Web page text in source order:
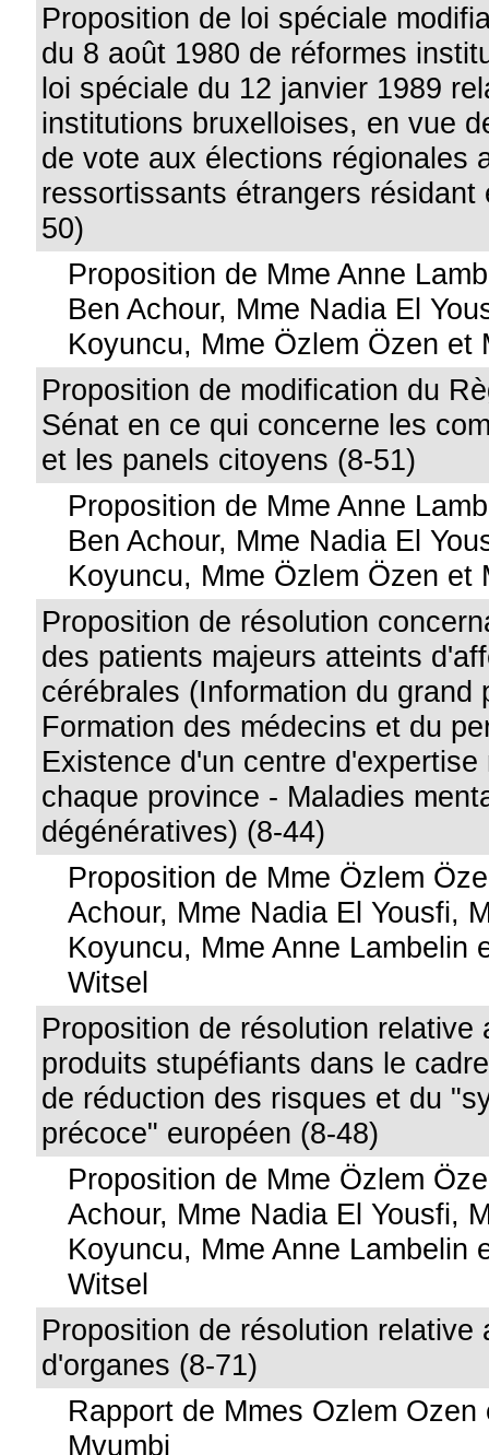
Proposition de loi spéciale
du 8 août 1980 de réformes
loi spéciale du 12 janvier 1989
institutions bruxelloises, en vue
de vote aux élections régionales
ressortissants étrangers résidant
50)
Proposition de Mme Anne
Ben Achour, Mme Nadia El
Koyuncu, Mme Özlem Özen et
Proposition de modification du
Sénat en ce qui concerne les
et les panels citoyens (8-51)
Proposition de Mme Anne
Ben Achour, Mme Nadia El
Koyuncu, Mme Özlem Özen et
Proposition de résolution
des patients majeurs atteints
cérébrales (Information du grand
Formation des médecins et du
Existence d'un centre d'expertise
chaque province - Maladies
dégénératives) (8-44)
Proposition de Mme Özlem
Achour, Mme Nadia El Yousfi,
Koyuncu, Mme Anne Lambelin
Witsel
Proposition de résolution relative
produits stupéfiants dans le
de réduction des risques et du
précoce" européen (8-48)
Proposition de Mme Özlem
Achour, Mme Nadia El Yousfi,
Koyuncu, Mme Anne Lambelin
Witsel
Proposition de résolution relative
d'organes (8-71)
Rapport de Mmes Ozlem Ozen
Mvumbi